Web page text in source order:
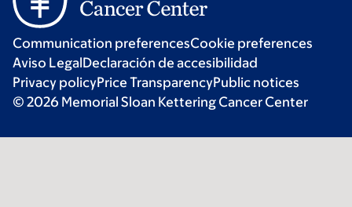
Communication preferencesCookie preferences
Aviso LegalDeclaración de accesibilidad
Privacy policyPrice TransparencyPublic notices
© 2026 Memorial Sloan Kettering Cancer Center